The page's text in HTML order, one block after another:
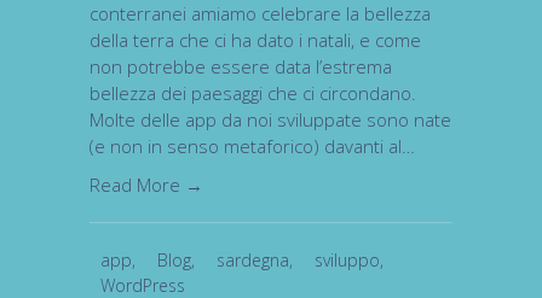
conterranei amiamo celebrare la bellezza
della terra che ci ha dato i natali, e come
non potrebbe essere data l’estrema
bellezza dei paesaggi che ci circondano.
Molte delle app da noi sviluppate sono nate
(e non in senso metaforico) davanti al…
Read More →
app, Blog, sardegna, sviluppo,
WordPress